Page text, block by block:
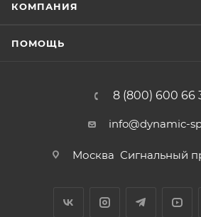
КОМПАНИЯ
ПОМОЩЬ
8 (800) 600 66
info@dynamic-
Москва Сигнальный